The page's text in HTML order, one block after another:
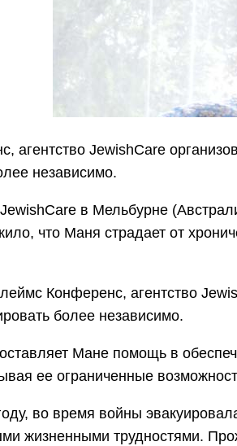
агентство JewishCare
независимо.
в Мельбурне
что Маня страдает от
Конференс, агентство
более независимо.
Мане помощь в
ее ограниченные
во время войны
жизненными трудностями.